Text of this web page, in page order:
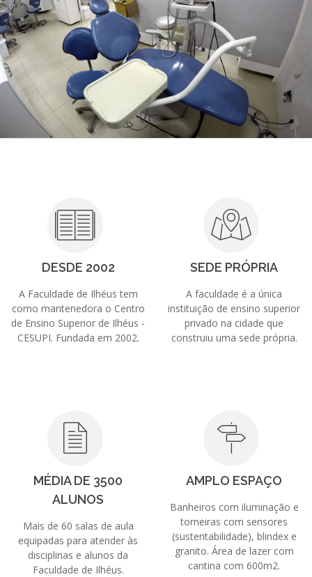
DESDE 2002
A Faculdade de Ilhéus tem
como mantenedora o Centro
de Ensino Superior de Ilhéus -
CESUPI. Fundada em 2002.
SEDE PRÓPRIA
A faculdade é a única
instituição de ensino superior
privado na cidade que
construiu uma sede própria.
MÉDIA DE 3500
ALUNOS
Mais de 60 salas de aula
equipadas para atender às
disciplinas e alunos da
Faculdade de Ilhéus.
AMPLO ESPAÇO
Banheiros com iluminação e
torneiras com sensores
(sustentabilidade), blindex e
granito. Área de lazer com
cantina com 600m2.